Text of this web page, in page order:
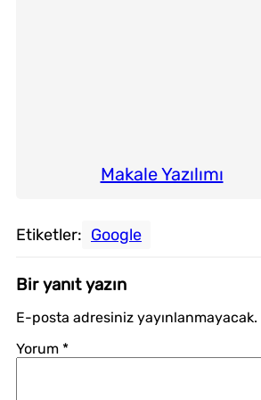
Makale Yazılımı
Etiketler: Google
Bir yanıt yazın
E-posta adresiniz yayınlanmayacak.
Yorum *